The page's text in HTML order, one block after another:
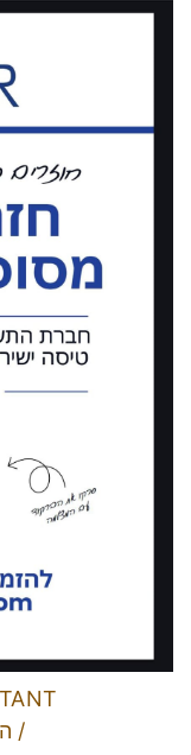
ANNOUNCEMENT / הודעה חשובה /